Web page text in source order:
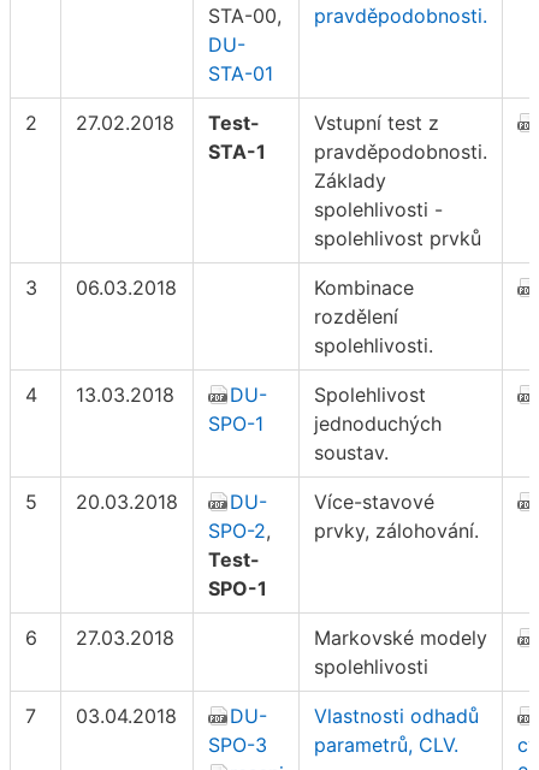
STA-00,
DU-
STA-01
pravděpodobnosti.
2 27.02.2018
Test-
STA-1
Vstupní test z
pravděpodobnosti.
Základy
spolehlivosti -
spolehlivost prvků
3 06.03.2018
Kombinace
rozdělení
spolehlivosti.
4 13.03.2018
DU-
SPO-1
Spolehlivost
jednoduchých
soustav.
5 20.03.2018
DU-
SPO-2,
Test-
SPO-1
Více-stavové
prvky, zálohování.
6 27.03.2018
Markovské modely
spolehlivosti
7 03.04.2018
DU-
SPO-3
Vlastnosti odhadů
parametrů, CLV.